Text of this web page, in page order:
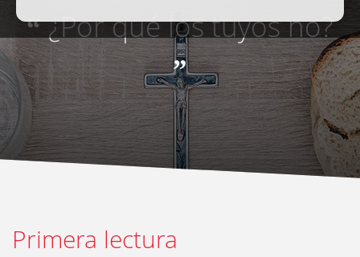
“¿Por qué los tuyos no?
”
Primera lectura